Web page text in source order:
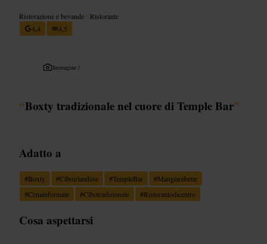
Ristorazione e bevande • Ristorante
4,4
4,5
Immagine /
“Boxty tradizionale nel cuore di Temple Bar”
Adatto a
#Boxty #Ciboirlandese #TempleBar #Mangiarebene
#Cenainformale #Cibotradizionale #Ristorantodicentro
Cosa aspettarsi